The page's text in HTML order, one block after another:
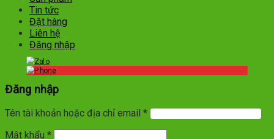
Tin tức
Đặt hàng
Liên hệ
Đăng nhập
Đăng nhập
Tên tài khoản hoặc địa chỉ email *
Mật khẩu *